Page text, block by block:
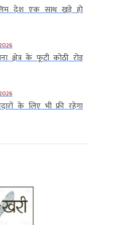
देश एक साथ खड़े हो
क्षेत्र के फूटी कोठी रोड
के लिए भी फ्री रहेगा